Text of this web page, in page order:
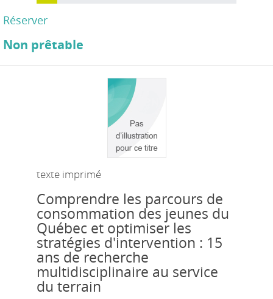
Réserver
Non prêtable
texte imprimé
Comprendre les parcours de
consommation des jeunes du
Québec et optimiser les
stratégies d'intervention : 15
ans de recherche
multidisciplinaire au service
du terrain